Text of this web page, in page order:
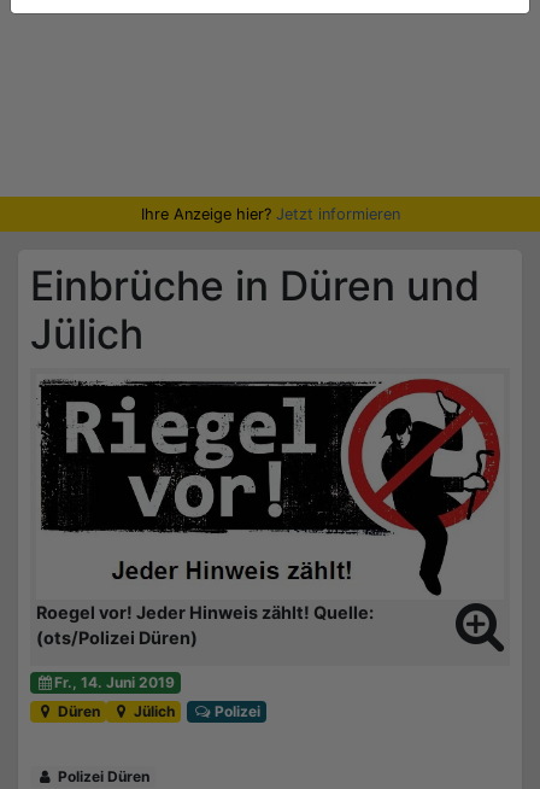
Ihre Anzeige hier? Jetzt informieren
Einbrüche in Düren und
Jülich
Roegel vor! Jeder Hinweis zählt! Quelle:
(ots/Polizei Düren)
Fr., 14. Juni 2019
Düren
Jülich Polizei
Polizei Düren